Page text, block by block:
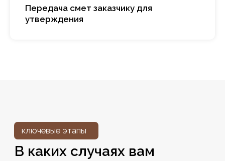
Передача смет заказчику для
утверждения